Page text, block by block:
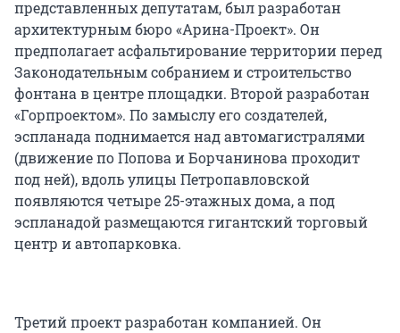
представленных депутатам, был разработан
архитектурным бюро «Арина-Проект». Он
предполагает асфальтирование территории перед
Законодательным собранием и строительство
фонтана в центре площадки. Второй разработан
«Горпроектом». По замыслу его создателей,
эспланада поднимается над автомагистралями
(движение по Попова и Борчанинова проходит
под ней), вдоль улицы Петропавловской
появляются четыре 25-этажных дома, а под
эспланадой размещаются гигантский торговый
центр и автопарковка.
Третий проект разработан компанией. Он